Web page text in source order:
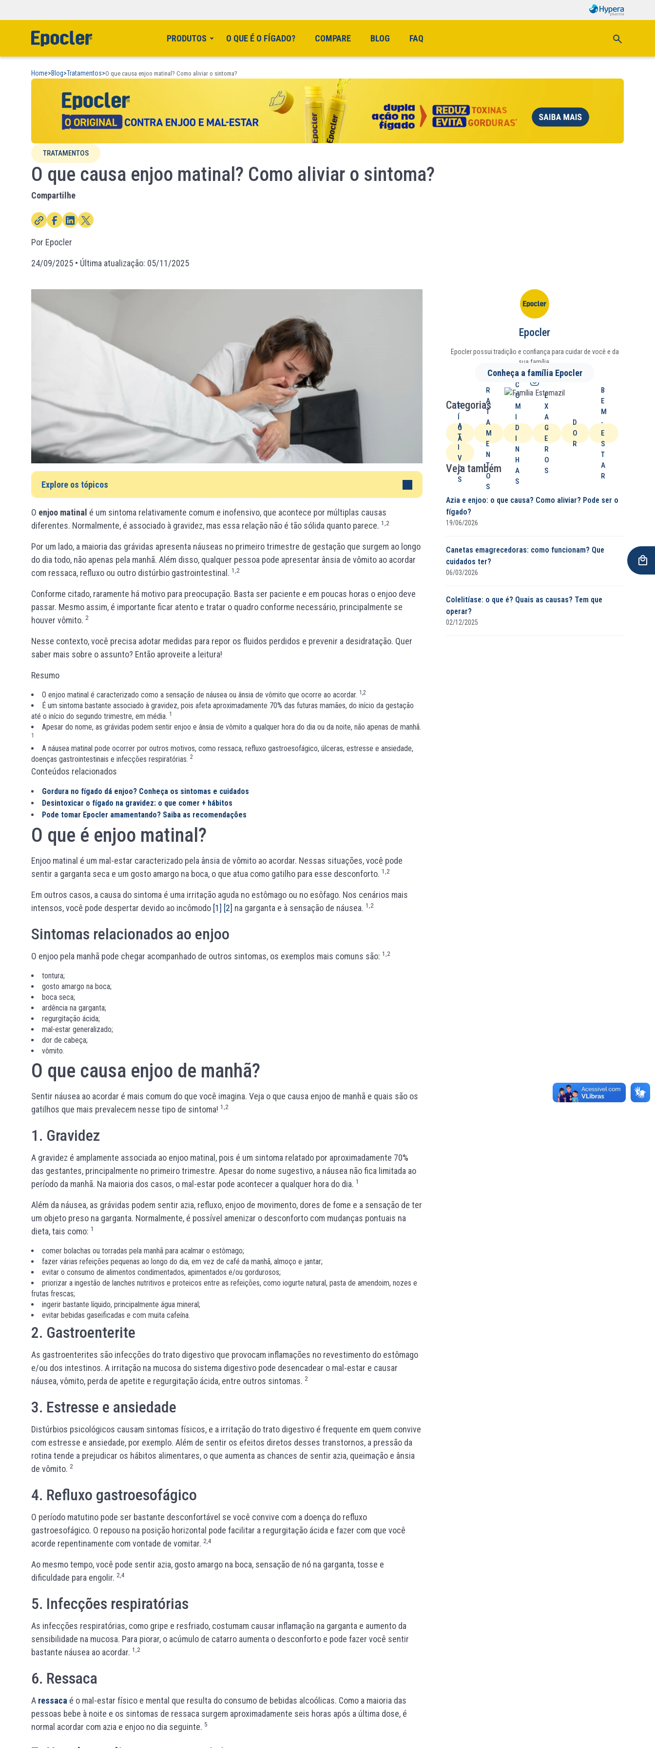
PRODUTOS O QUE É O FÍGADO? COMPARE BLOG FAQ
Home>Blog>Tratamentos>O que causa enjoo matinal? Como aliviar o sintoma?
TRATAMENTOS
O que causa enjoo matinal? Como aliviar o sintoma?
Compartilhe
Por Epocler
24/09/2025 • Última atualização: 05/11/2025
Explore os tópicos
O enjoo matinal é um sintoma relativamente comum e inofensivo, que acontece por múltiplas causas
diferentes. Normalmente, é associado à gravidez, mas essa relação não é tão sólida quanto parece. 1,2
Por um lado, a maioria das grávidas apresenta náuseas no primeiro trimestre de gestação que surgem ao longo
do dia todo, não apenas pela manhã. Além disso, qualquer pessoa pode apresentar ânsia de vômito ao acordar
com ressaca, refluxo ou outro distúrbio gastrointestinal. 1,2
Conforme citado, raramente há motivo para preocupação. Basta ser paciente e em poucas horas o enjoo deve
passar. Mesmo assim, é importante ficar atento e tratar o quadro conforme necessário, principalmente se
houver vômito. 2
Nesse contexto, você precisa adotar medidas para repor os fluidos perdidos e prevenir a desidratação. Quer
saber mais sobre o assunto? Então aproveite a leitura!
Resumo
O enjoo matinal é caracterizado como a sensação de náusea ou ânsia de vômito que ocorre ao acordar. 1,2
É um sintoma bastante associado à gravidez, pois afeta aproximadamente 70% das futuras mamães, do início da gestação
até o início do segundo trimestre, em média. 1
Apesar do nome, as grávidas podem sentir enjoo e ânsia de vômito a qualquer hora do dia ou da noite, não apenas de manhã.
1
A náusea matinal pode ocorrer por outros motivos, como ressaca, refluxo gastroesofágico, úlceras, estresse e ansiedade,
doenças gastrointestinais e infecções respiratórias. 2
Conteúdos relacionados
Gordura no fígado dá enjoo? Conheça os sintomas e cuidados
Desintoxicar o fígado na gravidez: o que comer + hábitos
Pode tomar Epocler amamentando? Saiba as recomendações
O que é enjoo matinal?
Enjoo matinal é um mal-estar caracterizado pela ânsia de vômito ao acordar. Nessas situações, você pode
sentir a garganta seca e um gosto amargo na boca, o que atua como gatilho para esse desconforto. 1,2
Em outros casos, a causa do sintoma é uma irritação aguda no estômago ou no esôfago. Nos cenários mais
intensos, você pode despertar devido ao incômodo [1] [2] na garganta e à sensação de náusea. 1,2
Sintomas relacionados ao enjoo
O enjoo pela manhã pode chegar acompanhado de outros sintomas, os exemplos mais comuns são: 1,2
tontura;
gosto amargo na boca;
boca seca;
ardência na garganta;
regurgitação ácida;
mal-estar generalizado;
dor de cabeça;
vômito.
O que causa enjoo de manhã?
Sentir náusea ao acordar é mais comum do que você imagina. Veja o que causa enjoo de manhã e quais são os
gatilhos que mais prevalecem nesse tipo de sintoma! 1,2
1. Gravidez
A gravidez é amplamente associada ao enjoo matinal, pois é um sintoma relatado por aproximadamente 70%
das gestantes, principalmente no primeiro trimestre. Apesar do nome sugestivo, a náusea não fica limitada ao
período da manhã. Na maioria dos casos, o mal-estar pode acontecer a qualquer hora do dia. 1
Além da náusea, as grávidas podem sentir azia, refluxo, enjoo de movimento, dores de fome e a sensação de ter
um objeto preso na garganta. Normalmente, é possível amenizar o desconforto com mudanças pontuais na
dieta, tais como: 1
comer bolachas ou torradas pela manhã para acalmar o estômago;
fazer várias refeições pequenas ao longo do dia, em vez de café da manhã, almoço e jantar;
evitar o consumo de alimentos condimentados, apimentados e/ou gordurosos;
priorizar a ingestão de lanches nutritivos e proteicos entre as refeições, como iogurte natural, pasta de amendoim, nozes e
frutas frescas;
ingerir bastante líquido, principalmente água mineral;
evitar bebidas gaseificadas e com muita cafeína.
2. Gastroenterite
As gastroenterites são infecções do trato digestivo que provocam inflamações no revestimento do estômago
e/ou dos intestinos. A irritação na mucosa do sistema digestivo pode desencadear o mal-estar e causar
náusea, vômito, perda de apetite e regurgitação ácida, entre outros sintomas. 2
3. Estresse e ansiedade
Distúrbios psicológicos causam sintomas físicos, e a irritação do trato digestivo é frequente em quem convive
com estresse e ansiedade, por exemplo. Além de sentir os efeitos diretos desses transtornos, a pressão da
rotina tende a prejudicar os hábitos alimentares, o que aumenta as chances de sentir azia, queimação e ânsia
de vômito. 2
4. Refluxo gastroesofágico
O período matutino pode ser bastante desconfortável se você convive com a doença do refluxo
gastroesofágico. O repouso na posição horizontal pode facilitar a regurgitação ácida e fazer com que você
acorde repentinamente com vontade de vomitar. 2,4
Ao mesmo tempo, você pode sentir azia, gosto amargo na boca, sensação de nó na garganta, tosse e
dificuldade para engolir. 2,4
5. Infecções respiratórias
As infecções respiratórias, como gripe e resfriado, costumam causar inflamação na garganta e aumento da
sensibilidade na mucosa. Para piorar, o acúmulo de catarro aumenta o desconforto e pode fazer você sentir
bastante náusea ao acordar. 1,2
6. Ressaca
A ressaca é o mal-estar físico e mental que resulta do consumo de bebidas alcoólicas. Como a maioria das
pessoas bebe à noite e os sintomas de ressaca surgem aproximadamente seis horas após a última dose, é
normal acordar com azia e enjoo no dia seguinte. 5
Epocler
Epocler possui tradição e confiança para cuidar de você e da
sua família.
Conheça a família Epocler
Categorias
F
Í
G
A
D
O
R
A
T
A
M
E
N
T
O
S
C
O
M
I
D
I
N
H
A
S
E
X
A
G
E
R
O
S
D
O
R
B
E
M
-
E
S
T
A
R
A
T
I
V
O
S
Veja também
Azia e enjoo: o que causa? Como aliviar? Pode ser o
fígado?
19/06/2026
Canetas emagrecedoras: como funcionam? Que
cuidados ter?
06/03/2026
Colelitíase: o que é​? Quais as causas? Tem que
operar?
02/12/2025